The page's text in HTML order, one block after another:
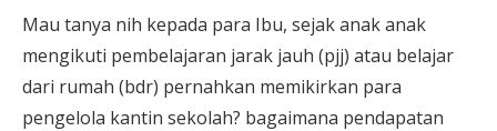
Mau tanya nih kepada para Ibu, sejak anak anak
mengikuti pembelajaran jarak jauh (pjj) atau belajar
dari rumah (bdr) pernahkan memikirkan para
pengelola kantin sekolah? bagaimana pendapatan